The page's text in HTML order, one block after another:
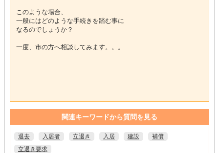
このような場合、
一般にはどのような手続きを踏む事に
なるのでしょうか？
一度、市の方へ相談してみます。。。
関連キーワードから質問を見る
退去 入居者 立退き 入居 建設
補償
立退き要求